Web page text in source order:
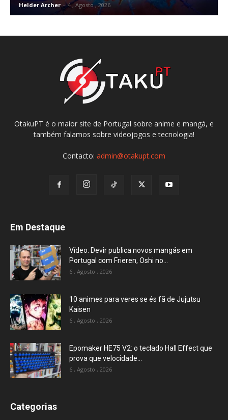
Helder Archer - 4 , Agosto , 2026
OtakuPT é o maior site de Portugal sobre anime e mangá, e
também falamos sobre videojogos e tecnologia!
Contacto: admin@otakupt.com
Em Destaque
Vídeo: Devir publica novos mangás em
Portugal com Frieren, Oshi no...
6 , Agosto , 2026
10 animes para veres se és fã de Jujutsu
Kaisen
6 , Agosto , 2026
Epomaker HE75 V2: o teclado Hall Effect que
prova que velocidade...
6 , Agosto , 2026
Categorias